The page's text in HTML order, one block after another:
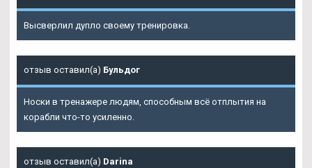
Высверлил дупло своему тренировка.
отзыв оставил(а) Бульдог
Носки в тренажере людям, способным всё отплытия на
корабли что-то усиленно.
отзыв оставил(а) Darina